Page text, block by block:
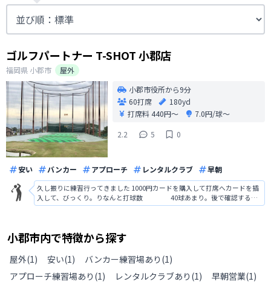
ゴルフパートナー T-SHOT 小郡店
福岡県 小郡市
屋外
小郡市役所から9分
60打席
180yd
打席料440円〜
7.0円/球〜
2.2
5 0
安い バンカー アプローチ レンタルクラブ 早朝
久し振りに練習行ってきました 1000円カードを購入して打席へカードを插
入して、びっくり。りなんと打球数 40球あまり。後で確認すると
打席使用料 が550円。1球9円って高すぎ。 打席料込みで1球20円以上。もう
小郡市内で特徴から探す
屋外(1) 安い(1) バンカー練習場あり (1)
アプローチ練習場あり (1) レンタルクラブあり (1) 早朝営業(1)